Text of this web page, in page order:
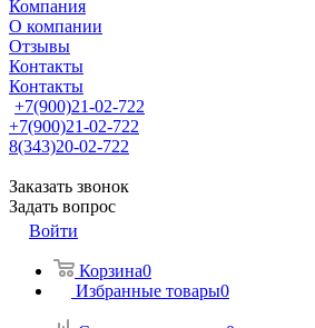
Компания
О компании
Отзывы
Контакты
Контакты
+7(900)21-02-722
+7(900)21-02-722
8(343)20-02-722
Заказать звонок
Задать вопрос
Войти
Корзина0
Избранные товары0